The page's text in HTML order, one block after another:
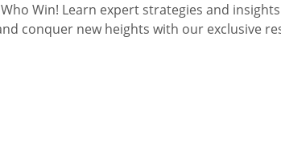
Win! Learn expert strategies and
conquer new heights with our exclusive